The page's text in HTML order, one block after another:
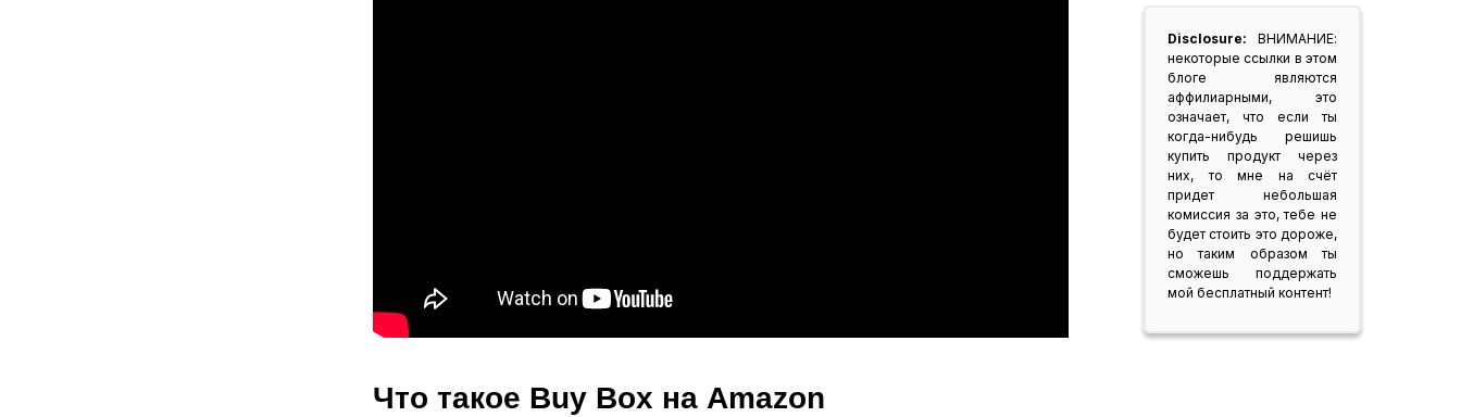
Что такое Buy Box на Amazon
Disclosure:
ВНИМАНИЕ:
некоторые ссылки в этом
блоге являются
аффилиарными, это
означает, что если ты
когда-нибудь решишь
купить продукт через
них, то мне на счёт
придет небольшая
комиссия за это, тебе не
будет стоить это дороже,
но таким образом ты
сможешь поддержать
мой бесплатный контент!